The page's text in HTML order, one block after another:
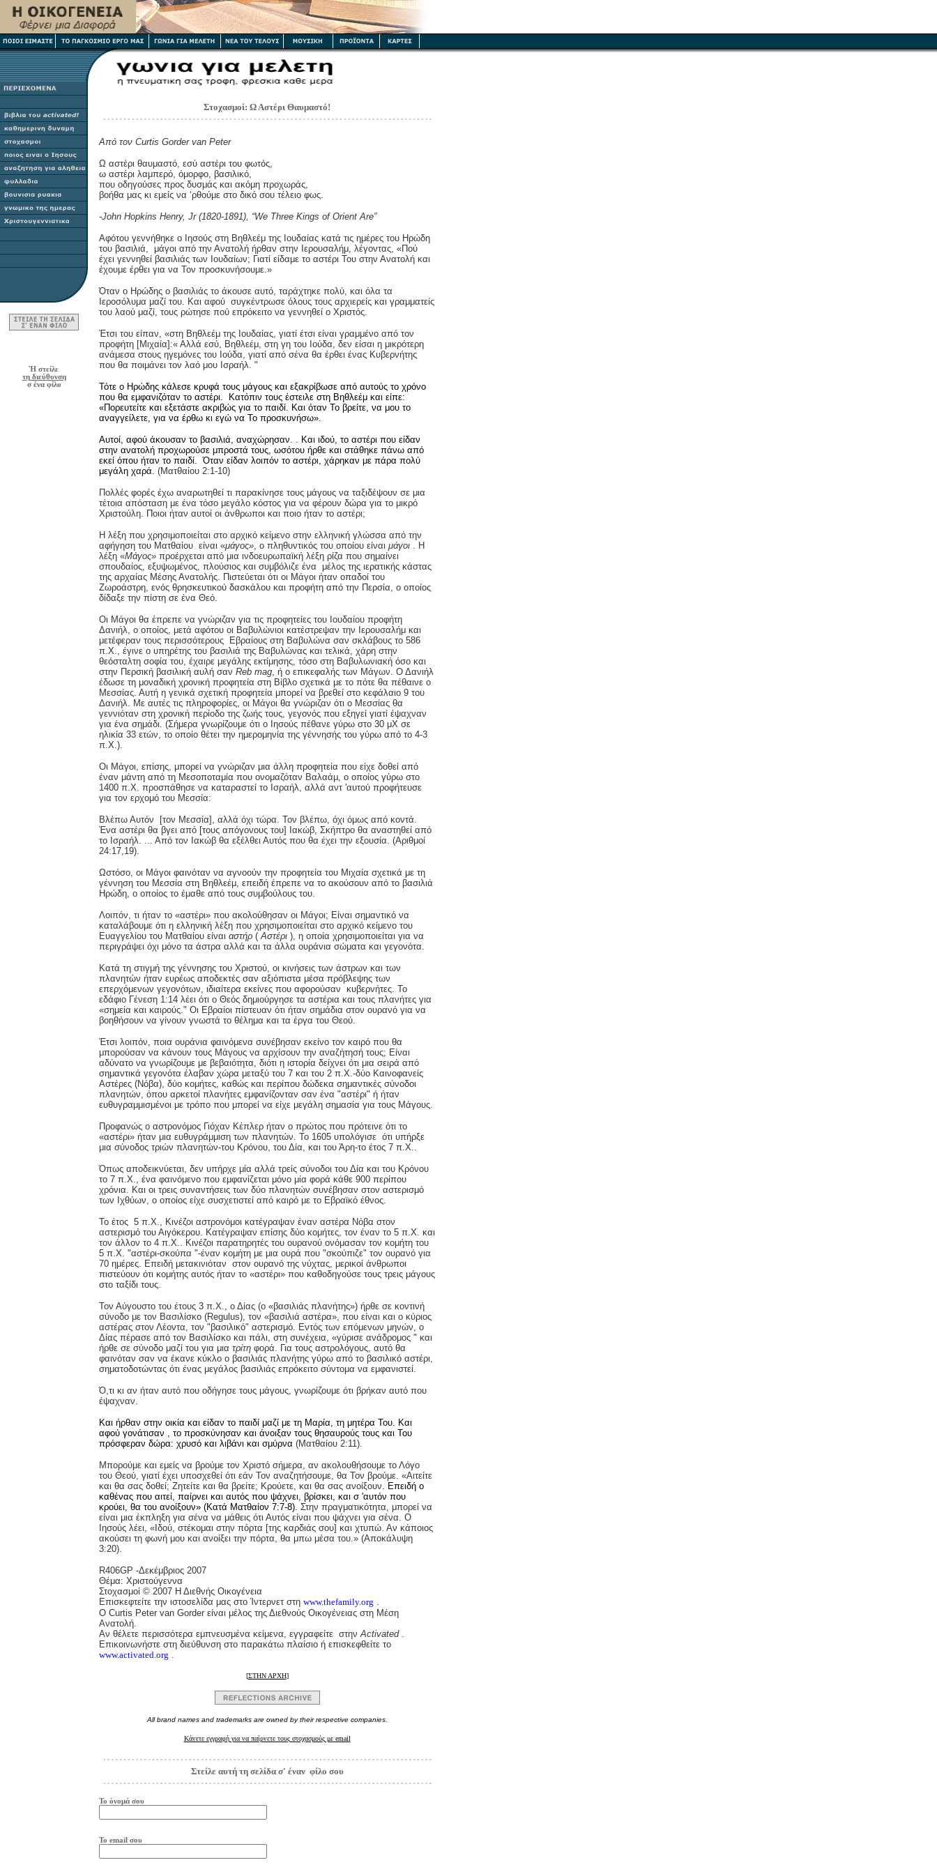
Ή στείλε
τη διεύθυνση
σ ένα φίλο
Στοχασμοί: Ω Αστέρι Θαυμαστό!
Από τον Curtis Gorder van Peter
Ω αστέρι θαυμαστό, εσύ αστέρι του φωτός,
ω αστέρι λαμπερό, όμορφο, βασιλικό,
που οδηγούσες προς δυσμάς και ακόμη προχωράς,
βοήθα μας κι εμείς να ‘ρθούμε στο δικό σου τέλειο φως.
-John Hopkins Henry, Jr (1820-1891), “We Three Kings of Orient Are”
Αφότου γεννήθηκε ο Ιησούς στη Βηθλεέμ της Ιουδαίας κατά τις ημέρες του Ηρώδη
του βασιλιά, μάγοι από την Ανατολή ήρθαν στην Ιερουσαλήμ, λέγοντας, «Πού
έχει γεννηθεί βασιλιάς των Ιουδαίων; Γιατί είδαμε το αστέρι Του στην Ανατολή και
έχουμε έρθει για να Τον προσκυνήσουμε.»
Όταν ο Ηρώδης ο βασιλιάς το άκουσε αυτό, ταράχτηκε πολύ, και όλα τα
Ιεροσόλυμα μαζί του. Και αφού συγκέντρωσε όλους τους αρχιερείς και γραμματείς
του λαού μαζί, τους ρώτησε πού επρόκειτο να γεννηθεί ο Χριστός.
Έτσι του είπαν, «στη Βηθλεέμ της Ιουδαίας, γιατί έτσι είναι γραμμένο από τον
προφήτη [Μιχαία]:« Αλλά εσύ, Βηθλεέμ, στη γη του Ιούδα, δεν είσαι η μικρότερη
ανάμεσα στους ηγεμόνες του Ιούδα, γιατί από σένα θα έρθει ένας Κυβερνήτης
που θα ποιμάνει τον λαό μου Ισραήλ. "
Τότε ο Ηρώδης κάλεσε κρυφά τους μάγους και εξακρίβωσε από αυτούς το χρόνο
που θα εμφανιζόταν το αστέρι. Κατόπιν τους έστειλε στη Βηθλεέμ και είπε:
«Πορευτείτε και εξετάστε ακριβώς για το παιδί. Και όταν Το βρείτε, να μου το
αναγγείλετε, για να έρθω κι εγώ να Το προσκυνήσω».
Αυτοί, αφού άκουσαν το βασιλιά, αναχώρησαν. . Και ιδού, το αστέρι που είδαν
στην ανατολή προχωρούσε μπροστά τους, ωσότου ήρθε και στάθηκε πάνω από
εκεί όπου ήταν το παιδί. Όταν είδαν λοιπόν το αστέρι, χάρηκαν με πάρα πολύ
μεγάλη χαρά. (Ματθαίου 2:1-10)
Πολλές φορές έχω αναρωτηθεί τι παρακίνησε τους μάγους να ταξιδέψουν σε μια
τέτοια απόσταση με ένα τόσο μεγάλο κόστος για να φέρουν δώρα για το μικρό
Χριστούλη. Ποιοι ήταν αυτοί οι άνθρωποι και ποιο ήταν το αστέρι;
Η λέξη που χρησιμοποιείται στο αρχικό κείμενο στην ελληνική γλώσσα από την
αφήγηση του Ματθαίου είναι «μάγος», ο πληθυντικός του οποίου είναι μάγοι . Η
λέξη «Μάγος» προέρχεται από μια ινδοευρωπαϊκή λέξη ρίζα που σημαίνει
σπουδαίος, εξυψωμένος, πλούσιος και συμβόλιζε ένα μέλος της ιερατικής κάστας
της αρχαίας Μέσης Ανατολής. Πιστεύεται ότι οι Μάγοι ήταν οπαδοί του
Ζωροάστρη, ενός θρησκευτικού δασκάλου και προφήτη από την Περσία, ο οποίος
δίδαξε την πίστη σε ένα Θεό.
Οι Μάγοι θα έπρεπε να γνώριζαν για τις προφητείες του Ιουδαίου προφήτη
Δανιήλ, ο οποίος, μετά αφότου οι Βαβυλώνιοι κατέστρεψαν την Ιερουσαλήμ και
μετέφεραν τους περισσότερους Εβραίους στη Βαβυλώνα σαν σκλάβους το 586
π.Χ., έγινε ο υπηρέτης του βασιλιά της Βαβυλώνας και τελικά, χάρη στην
θεόσταλτη σοφία του, έχαιρε μεγάλης εκτίμησης, τόσο στη Βαβυλωνιακή όσο και
στην Περσική βασιλική αυλή σαν Reb mag, ή ο επικεφαλής των Μάγων. Ο Δανιήλ
έδωσε τη μοναδική χρονική προφητεία στη Βίβλο σχετικά με το πότε θα πέθαινε ο
Μεσσίας. Αυτή η γενικά σχετική προφητεία μπορεί να βρεθεί στο κεφάλαιο 9 του
Δανιήλ. Με αυτές τις πληροφορίες, οι Μάγοι θα γνώριζαν ότι ο Μεσσίας θα
γεννιόταν στη χρονική περίοδο της ζωής τους, γεγονός που εξηγεί γιατί έψαχναν
για ένα σημάδι. (Σήμερα γνωρίζουμε ότι ο Ιησούς πέθανε γύρω στο 30 μΧ σε
ηλικία 33 ετών, το οποίο θέτει την ημερομηνία της γέννησής του γύρω από το 4-3
π.Χ.).
Οι Μάγοι, επίσης, μπορεί να γνώριζαν μια άλλη προφητεία που είχε δοθεί από
έναν μάντη από τη Μεσοποταμία που ονομαζόταν Βαλαάμ, ο οποίος γύρω στο
1400 π.Χ. προσπάθησε να καταραστεί το Ισραήλ, αλλά αντ 'αυτού προφήτευσε
για τον ερχομό του Μεσσία:
Βλέπω Αυτόν [τον Μεσσία], αλλά όχι τώρα. Τον βλέπω, όχι όμως από κοντά.
Ένα αστέρι θα βγει από [τους απόγονους του] Ιακώβ, Σκήπτρο θα αναστηθεί από
το Ισραήλ. ... Από τον Ιακώβ θα εξέλθει Αυτός που θα έχει την εξουσία. (Αριθμοί
24:17,19).
Ωστόσο, οι Μάγοι φαινόταν να αγνοούν την προφητεία του Μιχαία σχετικά με τη
γέννηση του Μεσσία στη Βηθλεέμ, επειδή έπρεπε να το ακούσουν από το βασιλιά
Ηρώδη, ο οποίος το έμαθε από τους συμβούλους του.
Λοιπόν, τι ήταν το «αστέρι» που ακολούθησαν οι Μάγοι; Είναι σημαντικό να
καταλάβουμε ότι η ελληνική λέξη που χρησιμοποιείται στο αρχικό κείμενο του
Ευαγγελίου του Ματθαίου είναι αστήρ (Αστέρι ), η οποία χρησιμοποιείται για να
περιγράψει όχι μόνο τα άστρα αλλά και τα άλλα ουράνια σώματα και γεγονότα.
Κατά τη στιγμή της γέννησης του Χριστού, οι κινήσεις των άστρων και των
πλανητών ήταν ευρέως αποδεκτές σαν αξιόπιστα μέσα πρόβλεψης των
επερχόμενων γεγονότων, ιδιαίτερα εκείνες που αφορούσαν κυβερνήτες. Το
εδάφιο Γένεση 1:14 λέει ότι ο Θεός δημιούργησε τα αστέρια και τους πλανήτες για
«σημεία και καιρούς." Οι Εβραίοι πίστευαν ότι ήταν σημάδια στον ουρανό για να
βοηθήσουν να γίνουν γνωστά το θέλημα και τα έργα του Θεού.
Έτσι λοιπόν, ποια ουράνια φαινόμενα συνέβησαν εκείνο τον καιρό που θα
μπορούσαν να κάνουν τους Μάγους να αρχίσουν την αναζήτησή τους; Είναι
αδύνατο να γνωρίζουμε με βεβαιότητα, διότι η ιστορία δείχνει ότι μια σειρά από
σημαντικά γεγονότα έλαβαν χώρα μεταξύ του 7 και του 2 π.Χ.-δύο Καινοφανείς
Αστέρες (Νόβα), δύο κομήτες, καθώς και περίπου δώδεκα σημαντικές σύνοδοι
πλανητών, όπου αρκετοί πλανήτες εμφανίζονταν σαν ένα "αστέρι" ή ήταν
ευθυγραμμισμένοι με τρόπο που μπορεί να είχε μεγάλη σημασία για τους Μάγους.
Προφανώς ο αστρονόμος Γιόχαν Κέπλερ ήταν ο πρώτος που πρότεινε ότι το
«αστέρι» ήταν μια ευθυγράμμιση των πλανητών. Το 1605 υπολόγισε ότι υπήρξε
μια σύνοδος τριών πλανητών-του Κρόνου, του Δία, και του Άρη-το έτος 7 π.Χ..
Όπως αποδεικνύεται, δεν υπήρχε μία αλλά τρείς σύνοδοι του Δία και του Κρόνου
το 7 π.Χ., ένα φαινόμενο που εμφανίζεται μόνο μία φορά κάθε 900 περίπου
χρόνια. Και οι τρεις συναντήσεις των δύο πλανητών συνέβησαν στον αστερισμό
των Ιχθύων, ο οποίος είχε συσχετιστεί από καιρό με το Εβραϊκό έθνος.
Το έτος 5 π.Χ., Κινέζοι αστρονόμοι κατέγραψαν έναν αστέρα Νόβα στον
αστερισμό του Αιγόκερου. Κατέγραψαν επίσης δύο κομήτες, τον έναν το 5 π.Χ. και
τον άλλον το 4 π.Χ.. Κινέζοι παρατηρητές του ουρανού ονόμασαν τον κομήτη του
5 π.Χ. "αστέρι-σκούπα "-έναν κομήτη με μια ουρά που "σκούπιζε" τον ουρανό για
70 ημέρες. Επειδή μετακινιόταν στον ουρανό της νύχτας, μερικοί άνθρωποι
πιστεύουν ότι κομήτης αυτός ήταν το «αστέρι» που καθοδηγούσε τους τρεις μάγους
στο ταξίδι τους.
Τον Αύγουστο του έτους 3 π.Χ., ο Δίας (ο «βασιλιάς πλανήτης») ήρθε σε κοντινή
σύνοδο με τον Βασιλίσκο (Regulus), τον «βασιλιά αστέρα», που είναι και ο κύριος
αστέρας στον Λέοντα, τον "βασιλικό" αστερισμό. Εντός των επόμενων μηνών, ο
Δίας πέρασε από τον Βασιλίσκο και πάλι, στη συνέχεια, «γύρισε ανάδρομος " και
ήρθε σε σύνοδο μαζί του για μια τρίτη φορά. Για τους αστρολόγους, αυτό θα
φαινόταν σαν να έκανε κύκλο ο βασιλιάς πλανήτης γύρω από το βασιλικό αστέρι,
σηματοδοτώντας ότι ένας μεγάλος βασιλιάς επρόκειτο σύντομα να εμφανιστεί.
Ό,τι κι αν ήταν αυτό που οδήγησε τους μάγους, γνωρίζουμε ότι βρήκαν αυτό που
έψαχναν.
Και ήρθαν στην οικία και είδαν το παιδί μαζί με τη Μαρία, τη μητέρα Του. Και
αφού γονάτισαν , το προσκύνησαν και άνοιξαν τους θησαυρούς τους και Του
πρόσφεραν δώρα: χρυσό και λιβάνι και σμύρνα (Ματθαίου 2:11).
Μπορούμε και εμείς να βρούμε τον Χριστό σήμερα, αν ακολουθήσουμε το Λόγο
του Θεού, γιατί έχει υποσχεθεί ότι εάν Τον αναζητήσουμε, θα Τον βρούμε. «Αιτείτε
και θα σας δοθεί; Ζητείτε και θα βρείτε; Κρούετε, και θα σας ανοίξουν. Επειδή ο
καθένας που αιτεί, παίρνει και αυτός που ψάχνει, βρίσκει, και σ 'αυτόν που
κρούει, θα του ανοίξουν» (Κατά Ματθαίον 7:7-8). Στην πραγματικότητα, μπορεί να
είναι μια έκπληξη για σένα να μάθεις ότι Αυτός είναι που ψάχνει για σένα. Ο
Ιησούς λέει, «Ιδού, στέκομαι στην πόρτα [της καρδιάς σου] και χτυπώ. Αν κάποιος
ακούσει τη φωνή μου και ανοίξει την πόρτα, θα μπω μέσα του.» (Αποκάλυψη
3:20).
R406GP -Δεκέμβριος 2007
Θέμα: Χριστούγεννα
Στοχασμοί © 2007 Η Διεθνής Οικογένεια
Επισκεφτείτε την ιστοσελίδα μας στο Ίντερνετ στη www.thefamily.org .
Ο Curtis Peter van Gorder είναι μέλος της Διεθνούς Οικογένειας στη Μέση
Ανατολή.
Αν θέλετε περισσότερα εμπνευσμένα κείμενα, εγγραφείτε στηνActivated.
Επικοινωνήστε στη διεύθυνση στο παρακάτω πλαίσιο ή επισκεφθείτε το
www.activated.org .
[ΣΤΗΝ ΑΡΧΗ]
All brand names and trademarks are owned by their respective companies.
Κάνετε εγγραφή για να παίρνετε τους στοχασμούς μεemail
Στείλε αυτή τη σελίδα σ' έναν φίλο σου
Το όνομά σου
Το email σου